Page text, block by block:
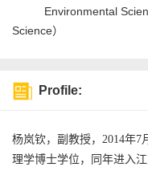
Environmental
Science）
Profile:
杨岚钦，副教授， 2014年7
理学博士学位，同年进入